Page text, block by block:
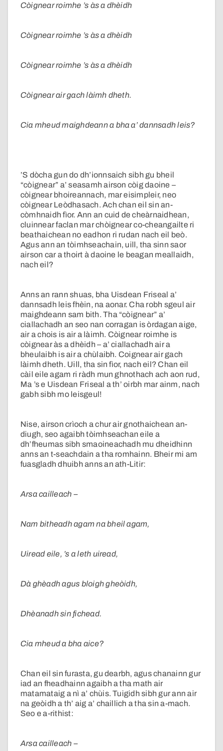
Còignear roimhe ’s às a dhèidh
Còignear roimhe ’s às a dhèidh
Còignear roimhe ’s às a dhèidh
Còignear air gach làimh dheth.
Cia mheud maighdeann a bha a’ dannsadh leis?
’S dòcha gun do dh’ionnsaich sibh gu bheil
“còignear” a’ seasamh airson còig daoine –
còignear bhoireannach, mar eisimpleir, neo
còignear Leòdhasach. Ach chan eil sin an-
còmhnaidh fìor. Ann an cuid de cheàrnaidhean,
cluinnear faclan mar chòignear co-cheangailte ri
beathaichean no eadhon ri rudan nach eil beò.
Agus ann an tòimhseachain, uill, tha sinn saor
airson car a thoirt à daoine le beagan meallaidh,
nach eil?
Anns an rann shuas, bha Uisdean Friseal a’
dannsadh leis fhèin, na aonar. Cha robh sgeul air
maighdeann sam bith. Tha “còignear” a’
ciallachadh an seo nan corragan is òrdagan aige,
air a chois is air a làimh. Còignear roimhe is
còignear às a dhèidh – a’ ciallachadh air a
bheulaibh is air a chùlaibh. Coignear air gach
làimh dheth. Uill, tha sin fìor, nach eil? Chan eil
càil eile agam ri ràdh mun ghnothach ach aon rud,
Ma ’s e Uisdean Friseal a th’ oirbh mar ainm, nach
gabh sibh mo leisgeul!
Nise, airson crìoch a chur air gnothaichean an-
diugh, seo agaibh tòimhseachan eile a
dh’fheumas sibh smaoineachadh mu dheidhinn
anns an t-seachdain a tha romhainn. Bheir mi am
fuasgladh dhuibh anns an ath-Litir:
Arsa cailleach –
Nam bitheadh agam na bheil agam,
Uiread eile, ’s a leth uiread,
Dà ghèadh agus bloigh gheòidh,
Dhèanadh sin fichead.
Cia mheud a bha aice?
Chan eil sin furasta, gu dearbh, agus chanainn gur
iad an fheadhainn agaibh a tha math air
matamataig a nì a’ chùis. Tuigidh sibh gur ann air
na geòidh a th’ aig a’ chaillich a tha sin a-mach.
Seo e a-rithist:
Arsa cailleach –